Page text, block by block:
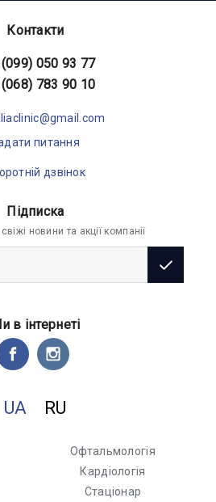
Контакти
050 93 77
783 90 10
питання
дзвінок
Підписка
новини та акції компанії
в інтернеті
UA RU
Офтальмологія
Кардіологія
Стаціонар